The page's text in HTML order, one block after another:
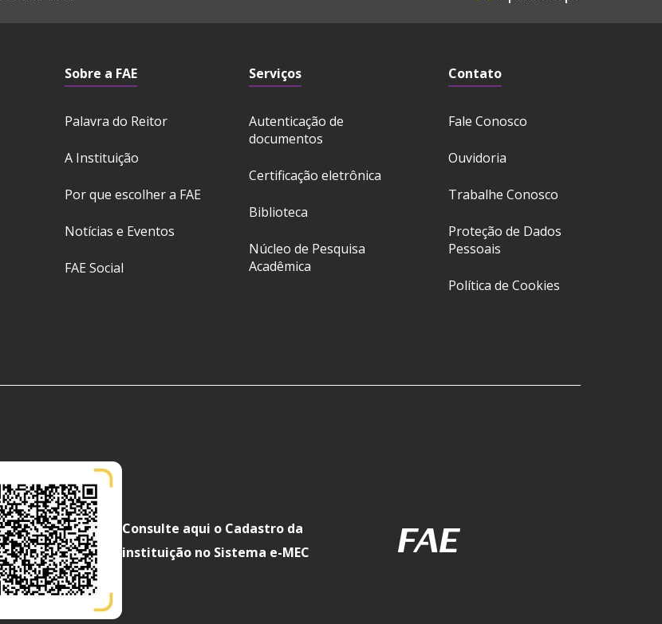
Sobre a FAE
Palavra do Reitor
A Instituição
Por que escolher a FAE
Notícias e Eventos
FAE Social
Serviços
Autenticação de
documentos
Certificação eletrônica
Biblioteca
Núcleo de Pesquisa
Acadêmica
Contato
Fale Conosco
Ouvidoria
Trabalhe Conosco
Proteção de Dados
Pessoais
Política de Cookies
Consulte aqui o Cadastro da
instituição no Sistema e-MEC